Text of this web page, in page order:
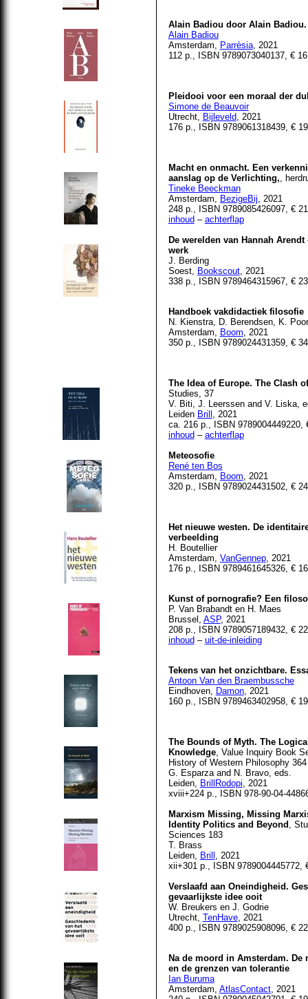
Alain Badiou door Alain
Alain Badiou
Amsterdam, Parrèsia, 2021
112 p., ISBN 9789073040137, €
Pleidooi voor een moraal der
Simone de Beauvoir
Utrecht, Bijleveld, 2021
176 p., ISBN 9789061318439, €
Macht en onmacht. Een
aanslag op de Verlichting,,
Tineke Beeckman
Amsterdam, BezigeBij, 2021
248 p., ISBN 9789085426097, €
inhoud – achterflap
De werelden van Hannah
werk
J. Berding
Soest, Bookscout, 2021
338 p., ISBN 9789464315967, €
Handboek vakdidactiek filosofie
N. Kienstra, D. Berendsen, K.
Amsterdam, Boom, 2021
350 p., ISBN 9789024431359, €
The Idea of Europe. The Clash
Studies, 37
V. Biti, J. Leerssen and V. Liska,
Leiden Brill , 2021
ca. 216 p., ISBN 9789004449220,
inhoud – achterflap
Meteosofie
René ten Bos
Amsterdam, Boom, 2021
320 p., ISBN 9789024431502, €
Het nieuwe westen. De
verbeelding
H. Boutellier
Amsterdam, VanGennep, 2021
176 p., ISBN 9789461645326, €
Kunst of pornografie? Een
P. Van Brabandt en H. Maes
Brussel, ASP, 2021
208 p., ISBN 9789057189432, €
inhoud – uit-de-inleiding
Tekens van het onzichtbare.
Antoon Van den Braembussche
Eindhoven, Damon, 2021
160 p., ISBN 9789463402958, €
The Bounds of Myth. The
Knowledge, Value Inquiry Book
History of Western Philosophy 364
G. Esparza and N. Bravo, eds.
Leiden, BrillRodopi, 2021
xviii+224 p., ISBN 978-90-04-
Marxism Missing, Missing
Identity Politics and Beyond ,
Sciences 183
T. Brass
Leiden, Brill , 2021
xii+301 p., ISBN 9789004445772,
Verslaafd aan Oneindigheid.
gevaarlijkste idee ooit
W. Breukers en J. Godrie
Utrecht, TenHave, 2021
400 p., ISBN 9789025908096, €
Na de moord in Amsterdam. De
en de grenzen van tolerantie
Ian Buruma
Amsterdam, AtlasContact, 2021